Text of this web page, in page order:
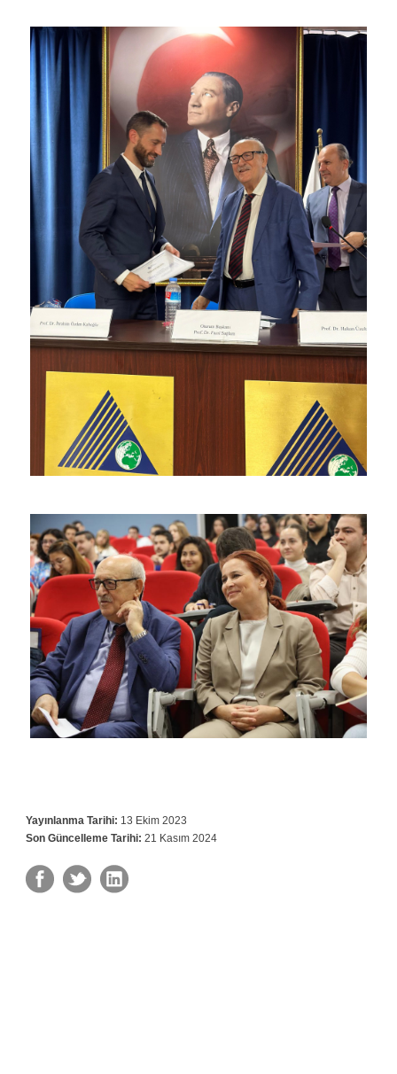
Yayınlanma Tarihi: 13 Ekim 2023
Son Güncelleme Tarihi: 21 Kasım 2024